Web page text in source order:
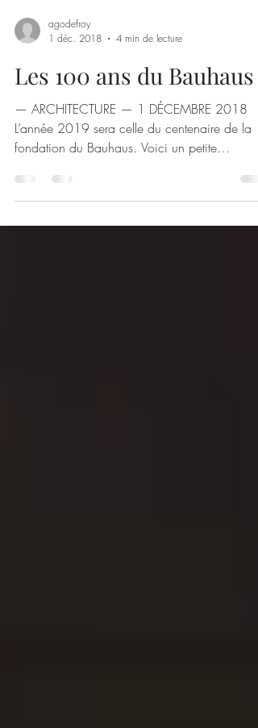
1 déc. 2018
4 min de lecture
Les 100 ans du Bauhaus
— ARCHITECTURE — 1 DÉCEMBRE 2018
fondation du Bauhaus. Voici un petite
rétrospective de cette...